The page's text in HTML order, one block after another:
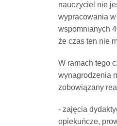
nauczyciel nie
wypracowania
wspomnianych
że czas ten nie
W ramach tego
wynagrodzenia
zobowiązany
- zajęcia
opiekuńcze,